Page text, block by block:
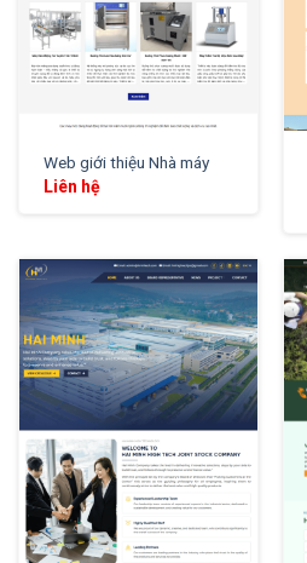
Web giới thiệu Nhà máy
Liên hệ
XEM THỬ